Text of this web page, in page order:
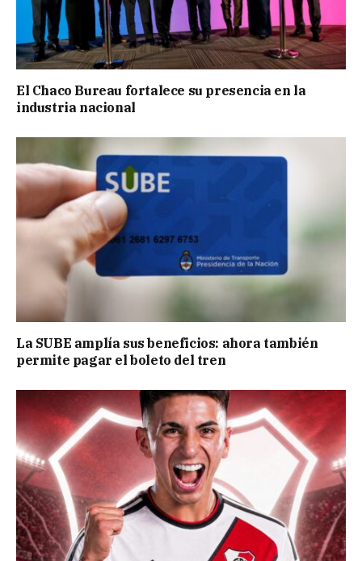
El Chaco Bureau fortalece su presencia en la
industria nacional
La SUBE amplía sus beneficios: ahora también
permite pagar el boleto del tren